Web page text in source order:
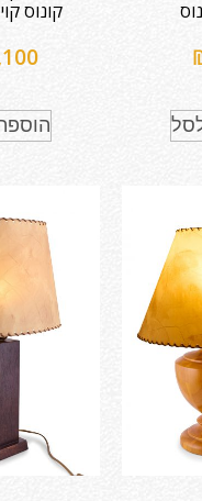
קונוס